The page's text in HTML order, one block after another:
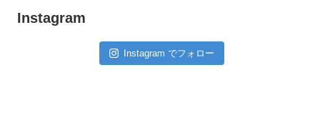
Instagram
Instagram でフォロー